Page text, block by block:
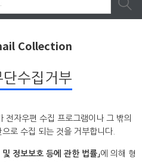
Collection
단수집거부
전자우편 수집 프로그램이나 그 밖의
로 수집 되는 것을 거부합니다.
정보보호 등에 관한 법률」에 의해 형